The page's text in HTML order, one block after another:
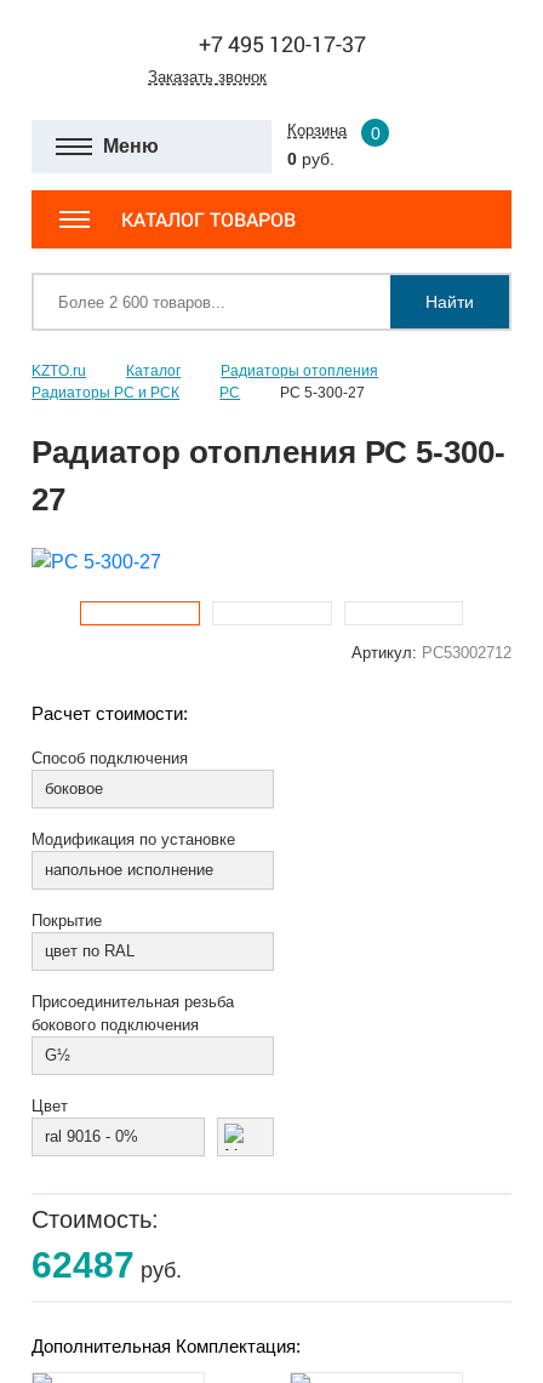
+7 495 120-17-37
Заказать звонок
Меню
Корзина
0
0 руб.
КАТАЛОГ ТОВАРОВ
Найти
KZTO.ru Каталог
Радиаторы отопления
Радиаторы РС и РСК
РС РС 5-300-27
Радиатор отопления РС 5-300-
27
Артикул: РС53002712
Расчет стоимости:
Способ подключения
боковое
Модификация по установке
напольное исполнение
Покрытие
цвет по RAL
Присоединительная резьба
бокового подключения
G½
Цвет
ral 9016 - 0%
Стоимость:
62487 руб.
Дополнительная Комплектация: